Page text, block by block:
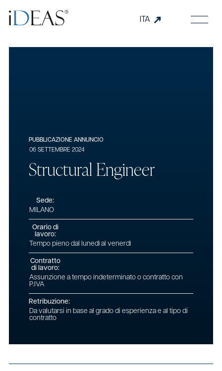
ITA
PUBBLICAZIONE ANNUNCIO
06 SETTEMBRE 2024
StructuralEngineer
Sede:
MILANO
Orario di
lavoro:
Tempo pieno dal lunedì al venerdì
Contratto
di lavoro:
Assunzione a tempo indeterminato o contratto con
P.IVA
Retribuzione:
Da valutarsi in base al grado di esperienza e al tipo di
contratto